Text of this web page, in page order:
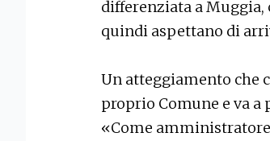
differenziata a
quindi aspettano di
Un atteggiamento che
proprio Comune e va a
«Come